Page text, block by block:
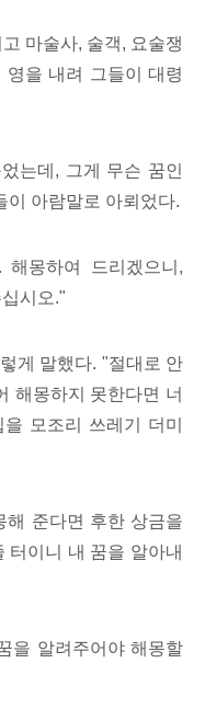
마술사, 술객, 요술쟁
영을 내려 그들이 대령
는데, 그게 무슨 꿈인
이 아람말로 아뢰었다.
해몽하여 드리겠으니,
시오."
게 말했다. "절대로 안
해몽하지 못한다면 너
모조리 쓰레기 더미
해 준다면 후한 상금을
터이니 내 꿈을 알아내
을 알려주어야 해몽할